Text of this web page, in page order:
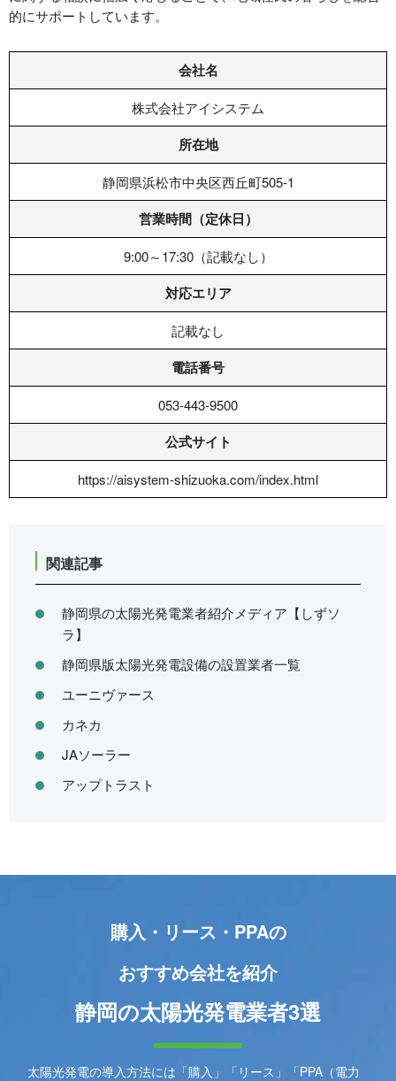
的にサポートしています。
会社名
株式会社アイシステム
所在地
静岡県浜松市中央区西丘町505-1
営業時間（定休日）
9:00～17:30（記載なし）
対応エリア
記載なし
電話番号
053-443-9500
公式サイト
https://aisystem-shizuoka.com/index.html
関連記事
静岡県の太陽光発電業者紹介メディア【しずソ
ラ】
静岡県版太陽光発電設備の設置業者一覧
ユーニヴァース
カネカ
JAソーラー
アップトラスト
購入・リース・PPAの
おすすめ会社を紹介
静岡の太陽光発電業者3選
太陽光発電の導入方法には「購入」「リース」「PPA（電力